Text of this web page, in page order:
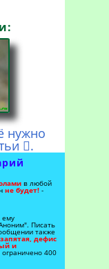
нужно
.
в любой
не будет! -
ему
Писать
также
дефис
и
400